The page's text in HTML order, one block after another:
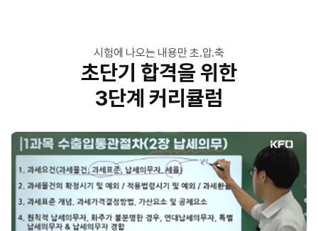
시험에 나오는 내용만 초.압.축
초단기 합격을 위한
3단계 커리큘럼